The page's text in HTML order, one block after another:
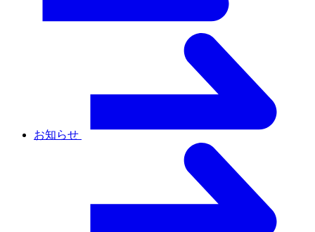
お知らせ